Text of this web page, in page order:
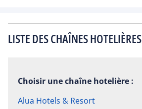
LISTE DES CHAÎNES HOTELIÈRES
Choisir une chaîne hotelière :
Alua Hotels & Resort